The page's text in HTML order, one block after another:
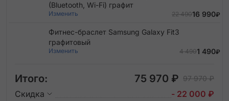
(Bluetooth, Wi-Fi) графит
Изменить 16 990₽
22 490
Фитнес-браслет Samsung Galaxy Fit3
графитовый
Изменить 1 490₽
4 490
Итого: 75 970 ₽ 97 970 ₽
Скидка - 22 000 ₽